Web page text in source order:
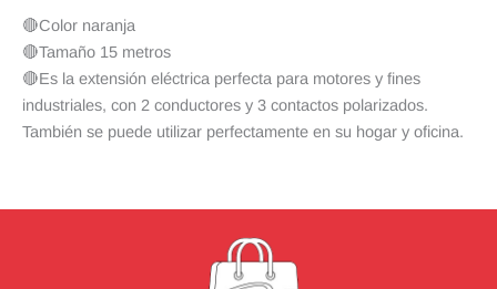
🔴Color naranja
🔴Tamaño 15 metros
🔴Es la extensión eléctrica perfecta para motores y fines
industriales, con 2 conductores y 3 contactos polarizados.
También se puede utilizar perfectamente en su hogar y oficina.